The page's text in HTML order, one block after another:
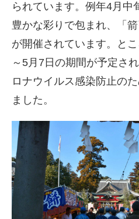
られています。例年4月中
豊かな彩りで包まれ、「
が開催されています。と
～5月7日の期間が予定さ
ロナウイルス感染防止の
ました。